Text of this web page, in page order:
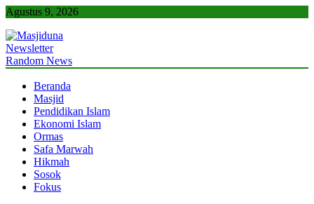
Skip
content
Agustus 9, 2026
Masjiduna
Referensi Berita Islam Indonesia
Newsletter
Random News
Beranda
Masjid
Pendidikan Islam
Ekonomi Islam
Ormas
Safa Marwah
Hikmah
Sosok
Fokus